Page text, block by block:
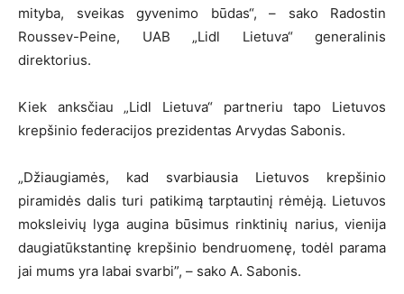
mityba, sveikas gyvenimo būdas“, – sako Radostin
Roussev-Peine, UAB „Lidl Lietuva“ generalinis
direktorius.
Kiek anksčiau „Lidl Lietuva“ partneriu tapo Lietuvos
krepšinio federacijos prezidentas Arvydas Sabonis.
„Džiaugiamės, kad svarbiausia Lietuvos krepšinio
piramidės dalis turi patikimą tarptautinį rėmėją. Lietuvos
moksleivių lyga augina būsimus rinktinių narius, vienija
daugiatūkstantinę krepšinio bendruomenę, todėl parama
jai mums yra labai svarbi”, – sako A. Sabonis.